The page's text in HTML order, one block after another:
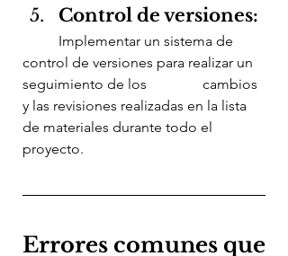
Control de versiones:
control de versiones para realizar un
seguimiento de los 		cambios
y las revisiones realizadas en la lista
de materiales durante todo el
proyecto.
Errores comunes que